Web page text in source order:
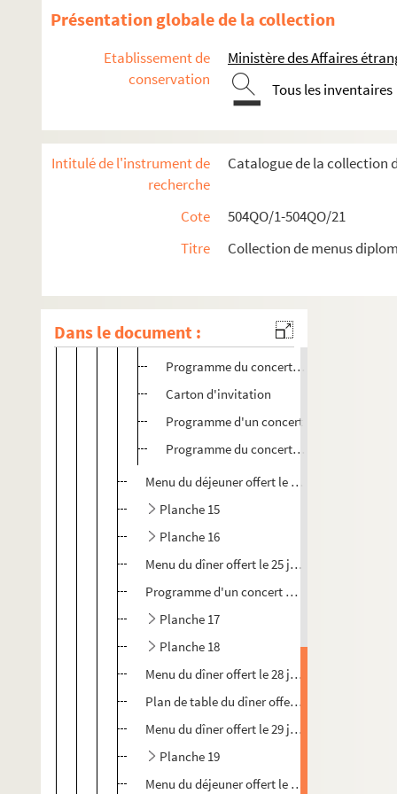
Présentation globale de la collection
Etablissement de
conservation
Ministère des Affaires
Tous les inventaires
Intitulé de l'instrument de
recherche
Catalogue de la collection
Cote
504QO/1-504QO/21
Titre
Collection de menus
Dans le document :
Menu du dîner offert le du 19 juillet 1908 à
Déroulé du séjour du Président à Copenhague
Planche 9
Planche 11
Planche 12
Menu du dîner offert le 23 juillet 1908 à la
Planche 13
Programme du concert offert le 23 juillet
Programme du concert offert le 4 août 1908
Programme du concert offert le 28 juillet
Carton d'invitation
Programme d'un concert
Programme du concert offert le 3 août 1908
Menu du déjeuner offert le 24 juillet 1908 à
Planche 15
Planche 16
Menu du dîner offert le 25 juillet 1908 à la
Programme d'un concert offert le 25 juillet 1908
Planche 17
Planche 18
Menu du dîner offert le 28 juillet 1908 à bord
Plan de table du dîner offert le 28 juillet 1908 à
Menu du dîner offert le 29 juillet 1908 à bord
Planche 19
Menu du déjeuner offert le 1er août 1908 à la